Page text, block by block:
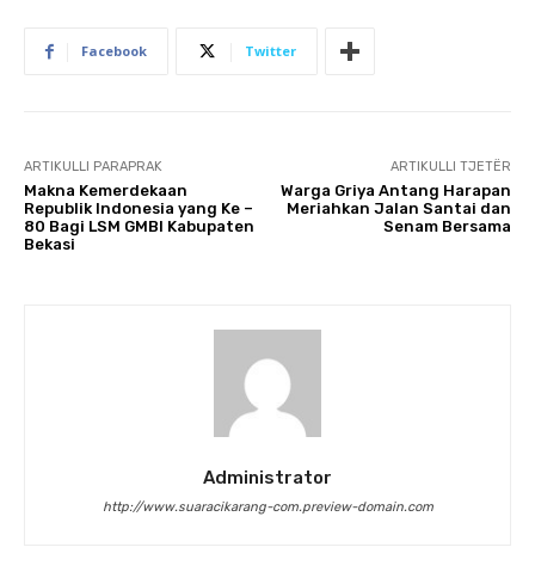
Facebook Twitter
ARTIKULLI PARAPRAK
Makna Kemerdekaan
Republik Indonesia yang Ke –
80 Bagi LSM GMBI Kabupaten
Bekasi
ARTIKULLI TJETËR
Warga Griya Antang Harapan
Meriahkan Jalan Santai dan
Senam Bersama
Administrator
http://www.suaracikarang-com.preview-domain.com